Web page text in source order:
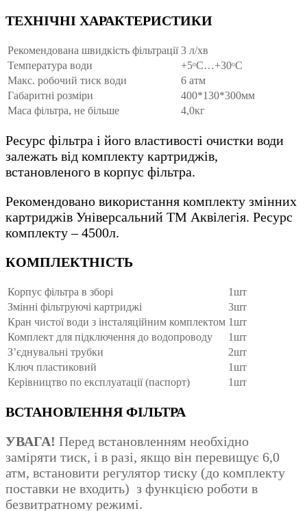
ТЕХНІЧНІ ХАРАКТЕРИСТИКИ
Рекомендована швидкість фільтрації 3 л/хв
Температура води
+5ᵒС…+30ᵒС
Макс. робочий тиск води
6 атм
Габаритні розміри
400*130*300мм
Маса фільтра, не більше
4,0кг
Ресурс фільтра і його властивості очистки води
залежать від комплекту картриджів,
встановленого в корпус фільтра.
Рекомендовано використання комплекту змінних
картриджів Універсальний ТМ Аквілегія. Ресурс
комплекту – 4500л.
КОМПЛЕКТНІСТЬ
Корпус фільтра в зборі
1шт
Змінні фільтруючі картриджі
3шт
Кран чистої води з інсталяційним комплектом 1шт
Комплект для підключення до водопроводу
1шт
З’єднувальні трубки
2шт
Ключ пластиковий
1шт
Керівництво по експлуатації (паспорт)
1шт
ВСТАНОВЛЕННЯ ФІЛЬТРА
УВАГА! Перед встановленням необхідно
заміряти тиск, і в разі, якщо він перевищує 6,0
атм, встановити регулятор тиску (до комплекту
поставки не входить) з функцією роботи в
безвитратному режимі.